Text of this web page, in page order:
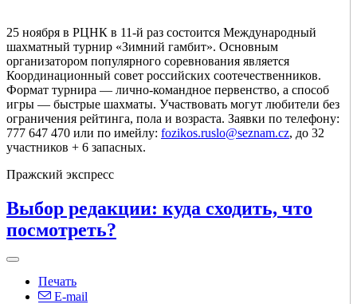
25 ноября в РЦНК в 11-й раз состоится Международный
шахматный турнир «Зимний гамбит». Основным
организатором популярного соревнования является
Координационный совет российских соотечественников.
Формат турнира — лично-командное первенство, а способ
игры — быстрые шахматы. Участвовать могут любители без
ограничения рейтинга, пола и возраста. Заявки по телефону:
777 647 470 или по имейлу: fozikos.ruslo@seznam.cz, до 32
участников + 6 запасных.
Пражский экспресс
Выбор редакции: куда сходить, что
посмотреть?
Печать
E-mail